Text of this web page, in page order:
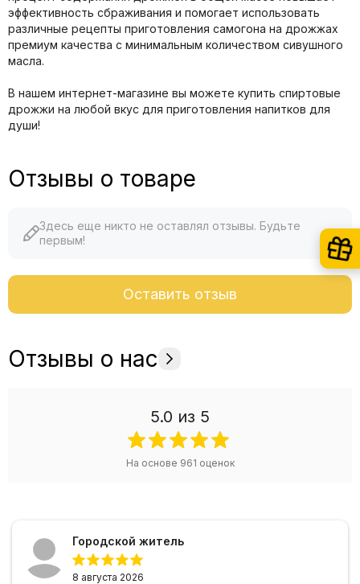
эффективность сбраживания и помогает использовать
различные рецепты приготовления самогона на дрожжах
премиум качества с минимальным количеством сивушного
масла.
В нашем интернет-магазине вы можете купить спиртовые
дрожжи на любой вкус для приготовления напитков для
души!
Отзывы о товаре
Здесь еще никто не оставлял отзывы. Будьте
первым!
Оставить отзыв
Отзывы о нас
5.0 из 5
На основе 961 оценок
Городской житель
8 августа 2026